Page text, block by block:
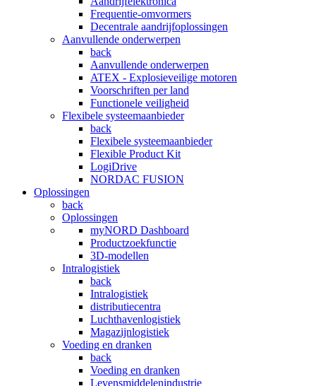
Frequentie-omvormers
Decentrale aandrijfoplossingen
Aanvullende onderwerpen
back
Aanvullende onderwerpen
ATEX - Explosieveilige motoren
Voorschriften per land
Functionele veiligheid
Flexibele systeemaanbieder
back
Flexibele systeemaanbieder
Flexible Product Kit
LogiDrive
NORDAC FUSION
Oplossingen
back
Oplossingen
myNORD Dashboard
Productzoekfunctie
3D-modellen
Intralogistiek
back
Intralogistiek
distributiecentra
Luchthavenlogistiek
Magazijnlogistiek
Voeding en dranken
back
Voeding en dranken
Levensmiddelenindustrie